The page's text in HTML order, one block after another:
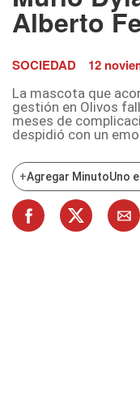
Alberto
SOCIEDAD 12
La mascota que
gestión en Olivos
meses de
despidió con un
+Agregar MinutoUno